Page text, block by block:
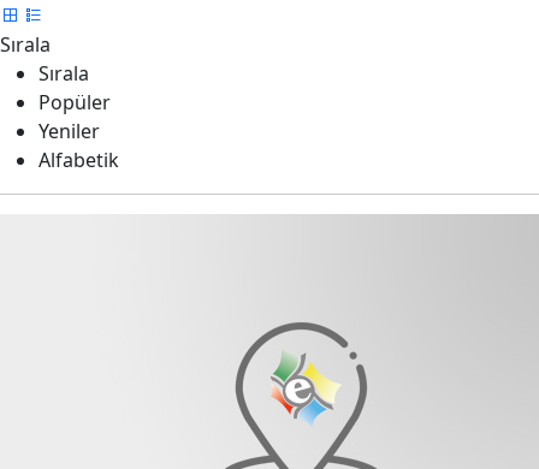
Sırala
Sırala
Popüler
Yeniler
Alfabetik